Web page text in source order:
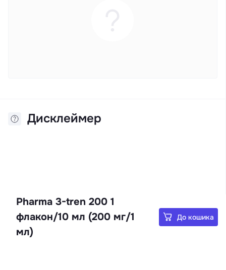
Дисклеймер
Pharma 3-tren 200 1
флакон/10 мл (200 мг/1
мл)
До кошика